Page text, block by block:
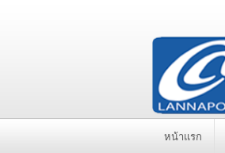
หน้าแรก